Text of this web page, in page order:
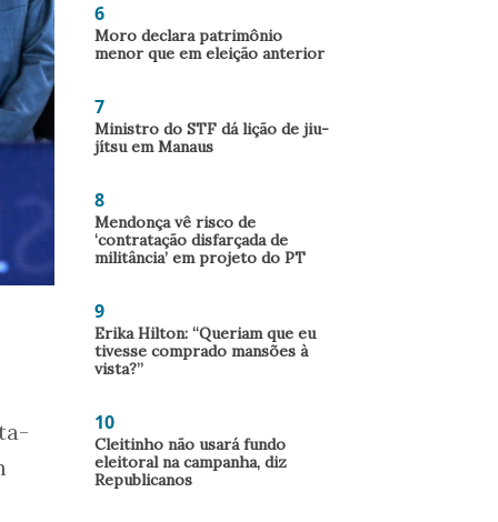
6
Moro declara patrimônio
menor que em eleição anterior
7
Ministro do STF dá lição de jiu-
jítsu em Manaus
8
Mendonça vê risco de
‘contratação disfarçada de
militância’ em projeto do PT
9
Erika Hilton: “Queriam que eu
tivesse comprado mansões à
vista?”
10
Cleitinho não usará fundo
eleitoral na campanha, diz
Republicanos